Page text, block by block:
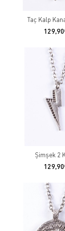
Taç Kalp
129,90
Şimşek 2
129,90